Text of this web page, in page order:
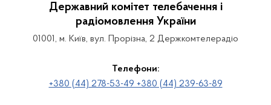
Державний комітет телебачення і
радіомовлення України
01001, м. Київ, вул. Прорізна, 2 Держкомтелерадіо
Телефони:
+380 (44) 278-53-49 +380 (44) 239-63-89